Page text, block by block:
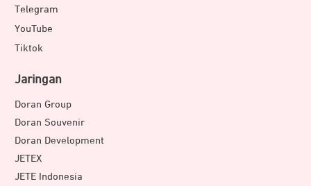
Telegram
YouTube
Tiktok
Jaringan
Doran Group
Doran Souvenir
Doran Development
JETEX
JETE Indonesia